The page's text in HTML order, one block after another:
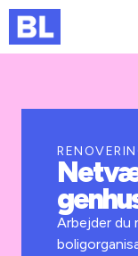
Kurser og
Jobportalen
Arbejder du